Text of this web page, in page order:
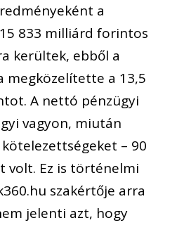
a
833 milliárd forintos
kerültek, ebből a
megközelítette a 13,5
A nettó pénzügyi
vagyon, miután
– 90
volt. Ez is történelmi
szakértője arra
jelenti azt, hogy